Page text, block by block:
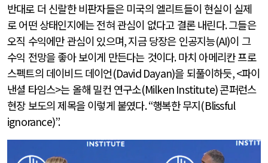
반대로 더 신랄한 비판자들은 미국의 엘리트들이 현실이 실제
로 어떤 상태인지에는 전혀 관심이 없다고 결론 내린다.그들은
오직 수익에만 관심이 있으며,지금 당장은 인공지능(AI)이 그
수익 전망을 좋아 보이게 만든다는 것이다.마치 아메리칸 프로
스펙트의 데이비드 데이언(David Dayan)을 되풀이하듯, <파이
낸셜 타임스>는 올해 밀컨 연구소(Milken Institute)콘퍼런스
현장 보도의 제목을 이렇게 붙였다. “행복한 무지(Blissful
ignorance)”.